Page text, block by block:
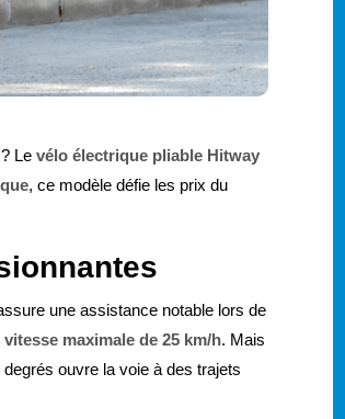
Le vélo électrique pliable Hitway
, ce modèle défie les prix du
une assistance notable lors de
vitesse maximale de 25 km/h. Mais
degrés ouvre la voie à des trajets